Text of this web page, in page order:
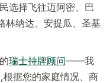
选择飞往迈阿密、巴
纳达、安提瓜、圣基
瑞士持牌顾问——我
据您的家庭情况、商